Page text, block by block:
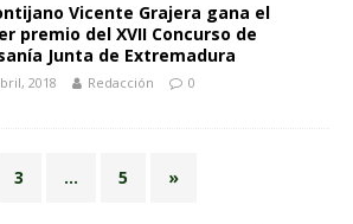
Vicente Grajera gana el
premio del XVII Concurso de
Junta de Extremadura
2018 Redacción 0
3 … 5 »